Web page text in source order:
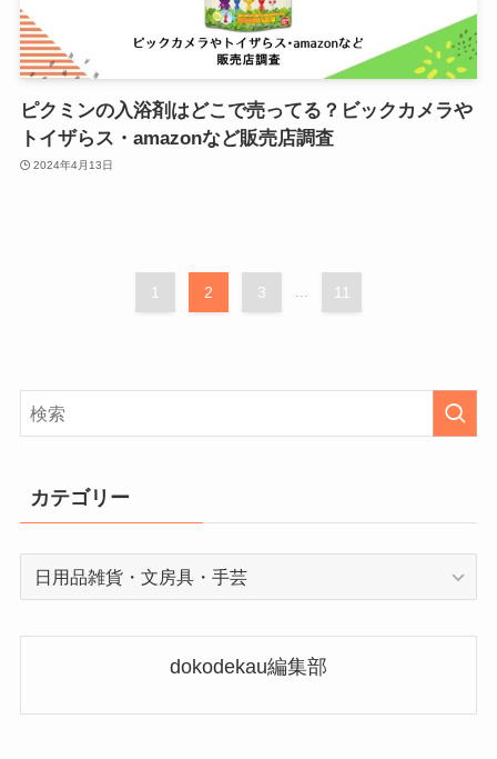
ピクミンの入浴剤はどこで売ってる？ビックカメラや
トイザらス・amazonなど販売店調査
2024年4月13日
1 2 3 11
カテゴリー
dokodekau編集部